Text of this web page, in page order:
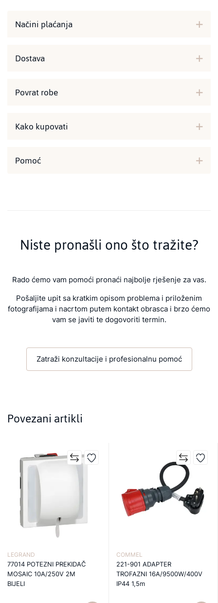
Načini plaćanja
Dostava
Povrat robe
Kako kupovati
Pomoć
Niste pronašli ono što tražite?
Rado ćemo vam pomoći pronaći najbolje rješenje za vas.
Pošaljite upit sa kratkim opisom problema i priloženim
fotografijama i nacrtom putem kontakt obrasca i brzo ćemo
vam se javiti te dogovoriti termin.
Zatraži konzultacije i profesionalnu pomoć
Povezani artikli
LEGRAND
77014 POTEZNI PREKIDAČ
MOSAIC 10A/250V 2M
BIJELI
COMMEL
221-901 ADAPTER
TROFAZNI 16A/9500W/400V
IP44 1,5m